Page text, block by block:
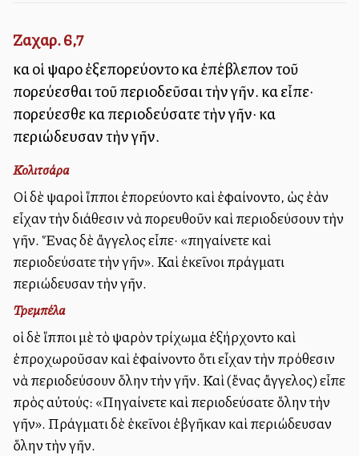
Ζαχαρ. 6,7
καὶ οἱ ψαροὶ ἐξεπορεύοντο καὶ ἐπέβλεπον τοῦ
πορεύεσθαι τοῦ περιοδεῦσαι τὴν γῆν. καὶ εἶπε·
πορεύεσθε καὶ περιοδεύσατε τὴν γῆν· καὶ
περιώδευσαν τὴν γῆν.
Κολιτσάρα
Οἱ δὲ ψαροὶ ἵπποι ἐπορεύοντο καὶ ἐφαίνοντο, ὡς ἐὰν
εἶχαν τὴν διάθεσιν νὰ πορευθοῦν καὶ περιοδεύσουν τὴν
γῆν. Ἕνας δὲ ἄγγελος εἶπε· «πηγαίνετε καὶ
περιοδεύσατε τὴν γῆν». Καὶ ἐκεῖνοι πράγματι
περιώδευσαν τὴν γῆν.
Τρεμπέλα
οἱ δὲ ἵπποι μὲ τὸ ψαρὸν τρίχωμα ἐξήρχοντο καὶ
ἐπροχωροῦσαν καὶ ἐφαίνοντο ὅτι εἶχαν τὴν πρόθεσιν
νὰ περιοδεύσουν ὅλην τὴν γῆν. Καὶ (ἕνας ἄγγελος) εἶπε
πρὸς αὐτούς: «Πηγαίνετε καὶ περιοδεύσατε ὅλην τὴν
γῆν». Πράγματι δὲ ἐκεῖνοι ἐβγῆκαν καὶ περιώδευσαν
ὅλην τὴν γῆν.